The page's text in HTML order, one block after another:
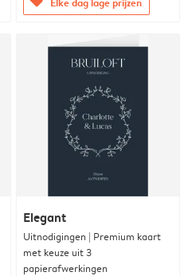
Elegant
Uitnodigingen | Premium kaart
met keuze uit 3
papierafwerkingen